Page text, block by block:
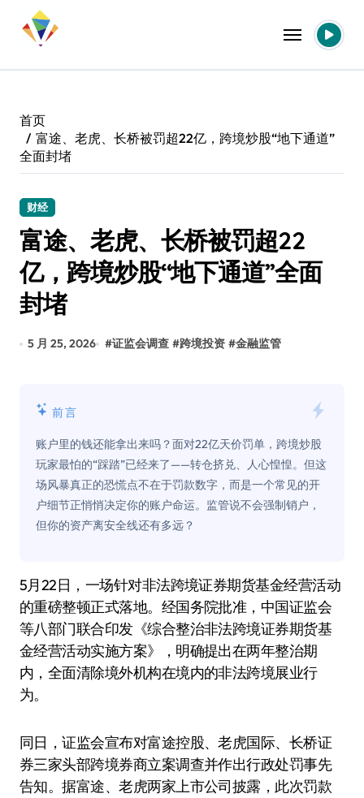
首页
富途、老虎、长桥被罚超22亿，跨境炒股“地下通道”
全面封堵
财经
富途、老虎、长桥被罚超22
亿，跨境炒股“地下通道”全面
封堵
5 月 25, 2026 #证监会调查 #跨境投资 #金融监管
前言
账户里的钱还能拿出来吗？面对22亿天价罚单，跨境炒股
玩家最怕的“踩踏”已经来了——转仓挤兑、人心惶惶。但这
场风暴真正的恐慌点不在于罚款数字，而是一个常见的开
户细节正悄悄决定你的账户命运。监管说不会强制销户，
但你的资产离安全线还有多远？
5月22日，一场针对非法跨境证券期货基金经营活动
的重磅整顿正式落地。经国务院批准，中国证监会
等八部门联合印发《综合整治非法跨境证券期货基
金经营活动实施方案》，明确提出在两年整治期
内，全面清除境外机构在境内的非法跨境展业行
为。
同日，证监会宣布对富途控股、老虎国际、长桥证
券三家头部跨境券商立案调查并作出行政处罚事先
告知。据富途、老虎两家上市公司披露，此次罚款